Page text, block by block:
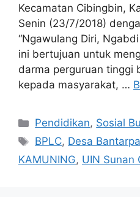
Kecamatan Cibingbin,
Senin (23/7/2018)
“Ngawulang Diri,
ini bertujuan untuk
darma perguruan tinggi
kepada masyarakat, …
Kategori
Pendidikan, Sosial
Tag
BPLC, Desa
KAMUNING, UIN Sunan